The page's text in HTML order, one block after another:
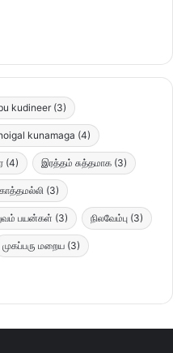
kudineer (3)
kunamaga (4)
(4) இரத்தம் சுத்தமாக (3)
(3)
பயன்கள் (3) நிலவேம்பு (3)
முகப்பரு மறைய (3)